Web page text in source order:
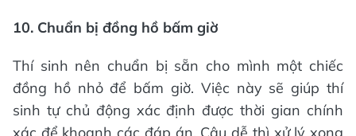
10. Chuẩn bị đồng hồ bấm giờ
Thí sinh nên chuẩn bị sẵn cho mình một chiếc
đồng hồ nhỏ để bấm giờ. Việc này sẽ giúp thí
sinh tự chủ động xác định được thời gian chính